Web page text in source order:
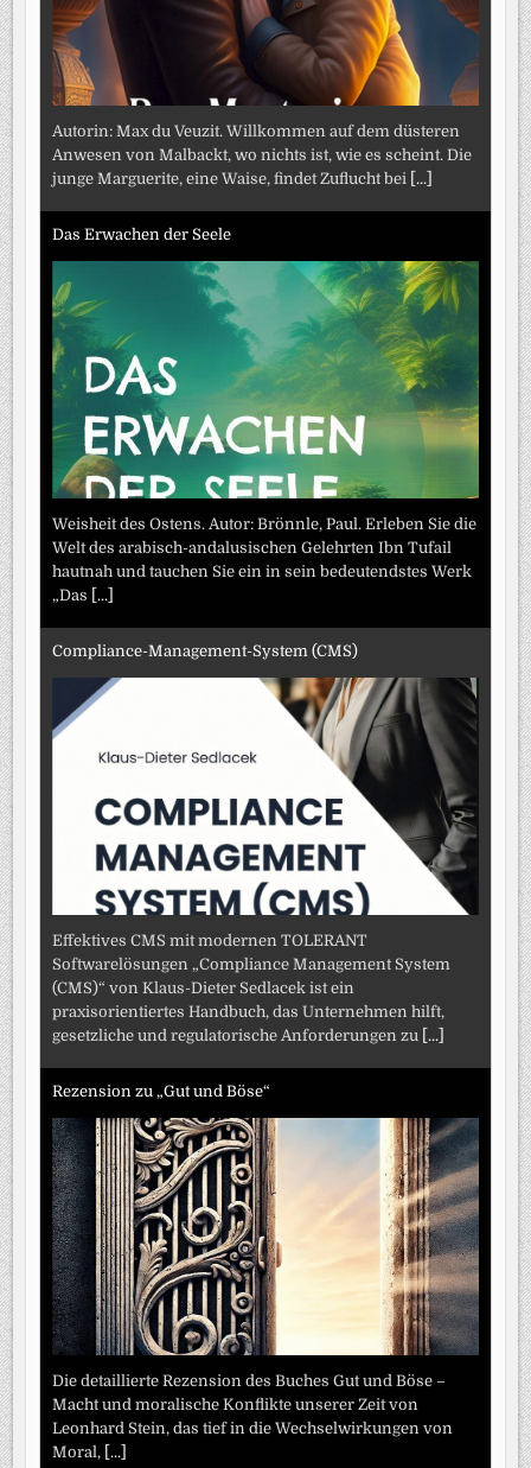
Autorin: Max du Veuzit. Willkommen auf dem düsteren
Anwesen von Malbackt, wo nichts ist, wie es scheint. Die
junge Marguerite, eine Waise, findet Zuflucht bei [...]
Das Erwachen der Seele
Weisheit des Ostens. Autor: Brönnle, Paul. Erleben Sie die
Welt des arabisch-andalusischen Gelehrten Ibn Tufail
hautnah und tauchen Sie ein in sein bedeutendstes Werk
„Das [...]
Compliance-Management-System (CMS)
Effektives CMS mit modernen TOLERANT
Softwarelösungen „Compliance Management System
(CMS)“ von Klaus-Dieter Sedlacek ist ein
praxisorientiertes Handbuch, das Unternehmen hilft,
gesetzliche und regulatorische Anforderungen zu [...]
Rezension zu „Gut und Böse“
Die detaillierte Rezension des Buches Gut und Böse –
Macht und moralische Konflikte unserer Zeit von
Leonhard Stein, das tief in die Wechselwirkungen von
Moral, [...]